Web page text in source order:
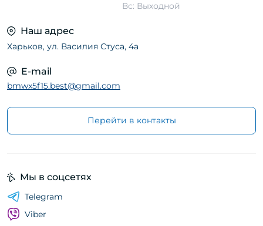
Вс: Выходной
Наш адрес
Харьков, ул. Василия Стуса, 4а
E-mail
bmwx5f15.best@gmail.com
Перейти в контакты
Мы в соцсетях
Telegram
Viber